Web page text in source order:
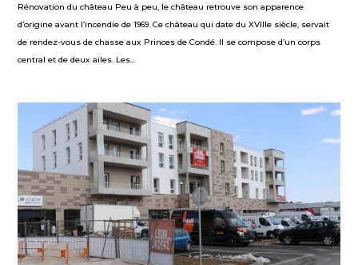
Rénovation du château Peu à peu, le château retrouve son apparence
d’origine avant l’incendie de 1969. Ce château qui date du XVIIIe siècle, servait
de rendez-vous de chasse aux Princes de Condé. Il se compose d’un corps
central et de deux ailes. Les...